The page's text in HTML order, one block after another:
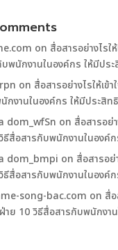
on สื่อสารอย่างไรใ
พนักงานในองค์กร ให้มีปร
on สื่อสารอย่างไรให้เข้
กงานในองค์กร ให้มีประสิท
dom_wfSn on สื่อสารอย่
สื่อสารกับพนักงานในองค์
dom_bmpi on สื่อสารอย่
สื่อสารกับพนักงานในองค์
song-bac.com on สื่
าย 10 วิธีสื่อสารกับพนักงา